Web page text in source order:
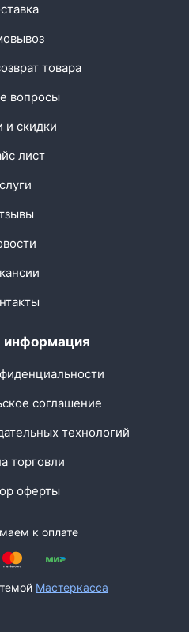
товара
вопросы
и скидки
лист
информация
соглашение
технологий
торговли
оферты
к оплате
Мастеркасса